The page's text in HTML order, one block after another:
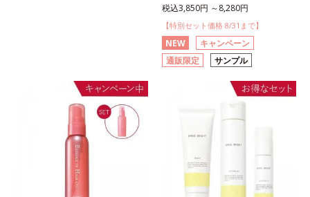
税込3,850円 ～8,280円
【特別セット価格 8/31まで】
NEW
キャンペーン
通販限定
サンプル